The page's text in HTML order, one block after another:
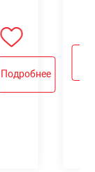
Подробнее